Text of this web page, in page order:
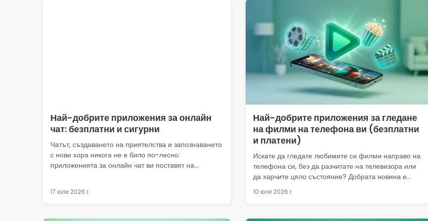
Най-добрите приложения за онлайн
чат: безплатни и сигурни
Чатът, създаването на приятелства и запознаването
с нови хора никога не е било по-лесно:
приложенията за онлайн чат ви поставят на...
17 юли 2026 г.
Най-добрите приложения за гледане
на филми на телефона ви (безплатни
и платени)
Искате да гледате любимите си филми направо на
телефона си, без да разчитате на телевизора или
да харчите цяло състояние? Добрата новина е...
10 юли 2026 г.